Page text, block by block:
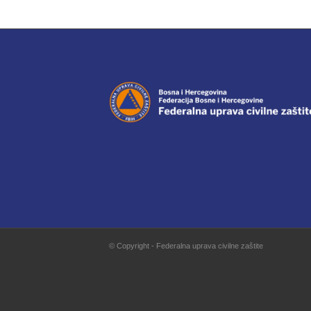
© Copyright - Federalna uprava civilne zaštite